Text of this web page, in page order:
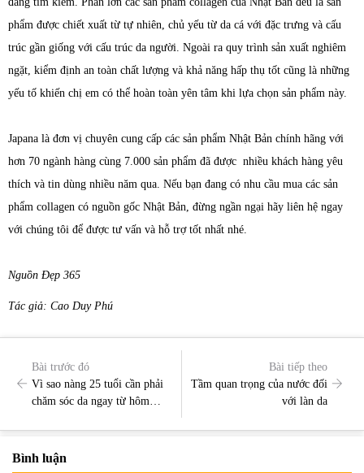
phẩm được chiết xuất từ tự nhiên, chủ yếu từ da cá với đặc trưng và cấu
trúc gần giống với cấu trúc da người. Ngoài ra quy trình sản xuất nghiêm
ngặt, kiểm định an toàn chất lượng và khả năng hấp thụ tốt cũng là những
yếu tố khiến chị em có thể hoàn toàn yên tâm khi lựa chọn sản phẩm này.
Japana là đơn vị chuyên cung cấp các sản phẩm Nhật Bản chính hãng với
hơn 70 ngành hàng cùng 7.000 sản phẩm đã được nhiều khách hàng yêu
thích và tin dùng nhiều năm qua. Nếu bạn đang có nhu cầu mua các sản
phẩm collagen có nguồn gốc Nhật Bản, đừng ngần ngại hãy liên hệ ngay
với chúng tôi để được tư vấn và hỗ trợ tốt nhất nhé.
Nguồn Đẹp 365
Tác giả: Cao Duy Phú
Bài trước đó
Vì sao nàng 25 tuổi cần phải
chăm sóc da ngay từ hôm
tươi trẻ?
Bài tiếp theo
Tầm quan trọng của nước đối
với làn da
Bình luận